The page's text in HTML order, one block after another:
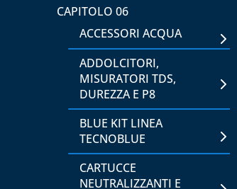
O VERGHE
CAPITOLO 09
STAFFE
CAPITOLO 10
SUPPORTI E PROTEZIONI
CAPITOLO 11
CLIMA COVER
CAPITOLO 06
ACCESSORI ACQUA
ADDOLCITORI,
MISURATORI TDS,
DUREZZA E P8
BLUE KIT LINEA
TECNOBLUE
CARTUCCE
NEUTRALIZZANTI E